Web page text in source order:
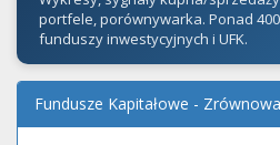
portfele, porównywarka. Ponad
funduszy inwestycyjnych i UFK.
Fundusze Kapitałowe -